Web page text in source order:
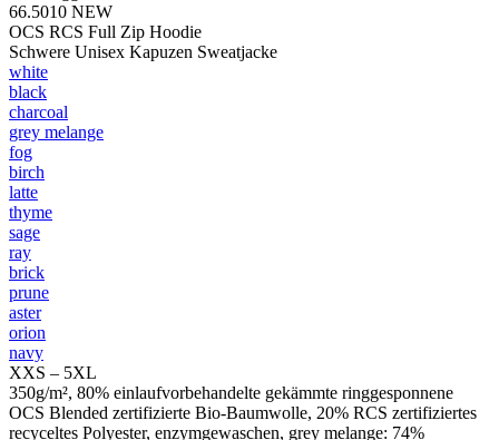
66.5010 NEW
OCS RCS Full Zip Hoodie
Schwere Unisex Kapuzen Sweatjacke
white
black
charcoal
grey melange
fog
birch
latte
thyme
sage
ray
brick
prune
aster
orion
navy
XXS – 5XL
350g/m², 80% einlaufvorbehandelte gekämmte ringgesponnene
OCS Blended zertifizierte Bio-Baumwolle, 20% RCS zertifiziertes
recyceltes Polyester, enzymgewaschen, grey melange: 74%